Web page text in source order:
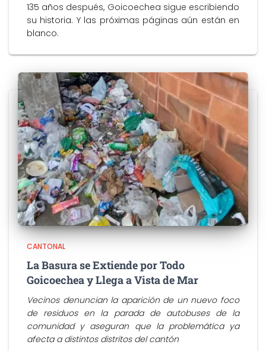
135 años después, Goicoechea sigue escribiendo
su historia. Y las próximas páginas aún están en
blanco.
CANTONAL
La Basura se Extiende por Todo
Goicoechea y Llega a Vista de Mar
Vecinos denuncian la aparición de un nuevo foco
de residuos en la parada de autobuses de la
comunidad y aseguran que la problemática ya
afecta a distintos distritos del cantón